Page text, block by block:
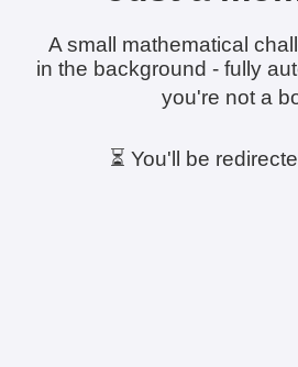
A small mathematical
in the background - fully
you're not a
⏳ You'll be